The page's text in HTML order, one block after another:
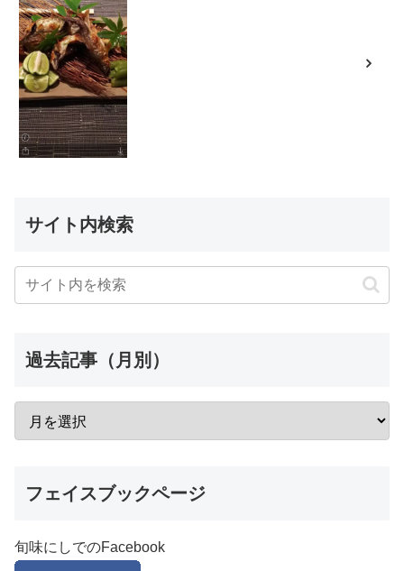
サイト内検索
過去記事（月別）
フェイスブックページ
旬味にしでのFacebook